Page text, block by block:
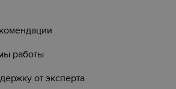
работы
от эксперта